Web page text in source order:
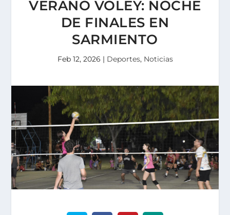
VERANO VOLEY: NOCHE
DE FINALES EN
SARMIENTO
Feb 12, 2026 | Deportes, Noticias